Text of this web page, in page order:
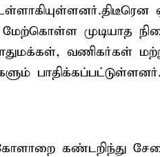
முடியாத
வணிகர்கள்
பாதிக்கப்பட்டுள்ளனர்.
கண்டறிந்து